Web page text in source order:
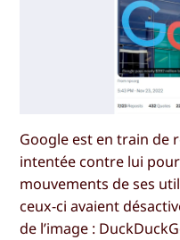
Google est en train de
intentée contre lui
mouvements de ses
ceux-ci avaient
de l’image :